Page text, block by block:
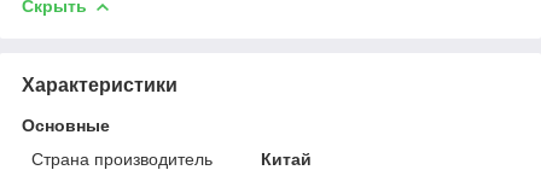
Скрыть
Характеристики
Основные
Страна производитель
Китай